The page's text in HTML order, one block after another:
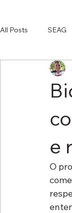
All Posts SEAG
Aquicultura e
e
O